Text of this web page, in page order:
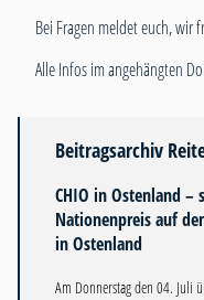
Bei Fragen meldet euch, wir
Alle Infos im angehängten
Beitragsarchiv
CHIO in Ostenland –
Nationenpreis auf
in Ostenland
Am Donnerstag den 04. Juli